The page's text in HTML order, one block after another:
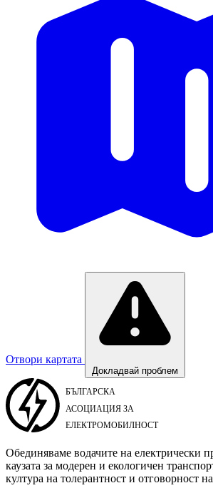
Отвори картата
Докладвай проблем
Обединяваме водачите на електрически
каузата за модерен и екологичен
култура на толерантност и отговорност